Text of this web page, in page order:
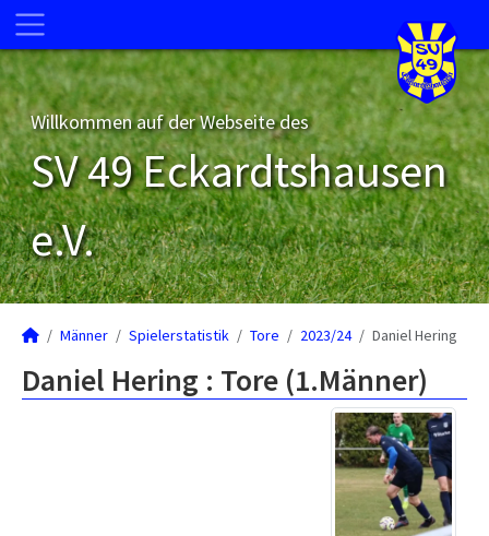
Willkommen auf der Webseite des
SV 49 Eckardtshausen
e.V.
Männer Spielerstatistik Tore 2023/24 Daniel Hering
Daniel Hering : Tore (1.Männer)